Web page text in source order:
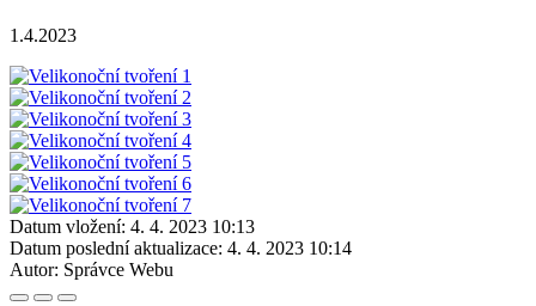
1.4.2023
Datum vložení: 4. 4. 2023 10:13
Datum poslední aktualizace: 4. 4. 2023 10:14
Autor: Správce Webu